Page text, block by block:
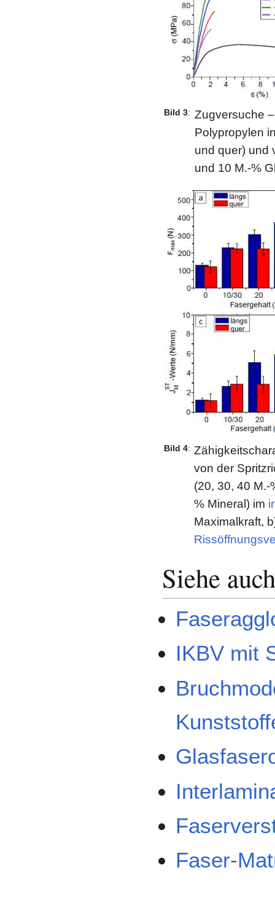
Bild 3: Zugversuche
Polypropylen
und quer) und
und 10 M.-%
Bild 4:
von der
(20, 30, 40 M.-
% Mineral) im
Maximalkraft,
Siehe auch
IKBV mit
Faser-